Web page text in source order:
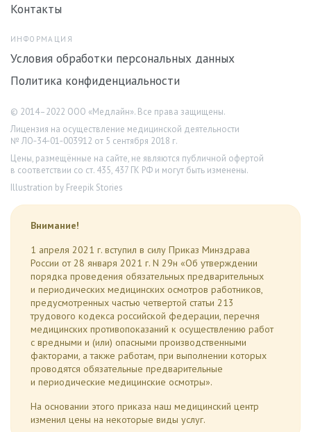
Контакты
ИНФОРМАЦИЯ
Условия обработки персональных данных
Политика конфиденциальности
© 2014–2022 ООО «Медлайн». Все права защищены.
Лицензия на осуществление медицинской деятельности
№ ЛО‑34‑01‑003912 от 5 сентября 2018 г.
Цены, размещённые на сайте, не являются публичной офертой
в соответствии со ст. 435, 437 ГК РФ и могут быть изменены.
Illustration by Freepik Stories
Внимание!
1 апреля 2021 г. вступил в силу Приказ Минздрава
России от 28 января 2021 г. N 29н «Об утверждении
порядка проведения обязательных предварительных
и периодических медицинских осмотров работников,
предусмотренных частью четвертой статьи 213
трудового кодекса российской федерации, перечня
медицинских противопоказаний к осуществлению работ
с вредными и (или) опасными производственными
факторами, а также работам, при выполнении которых
проводятся обязательные предварительные
и периодические медицинские осмотры».
На основании этого приказа наш медицинский центр
изменил цены на некоторые виды услуг.